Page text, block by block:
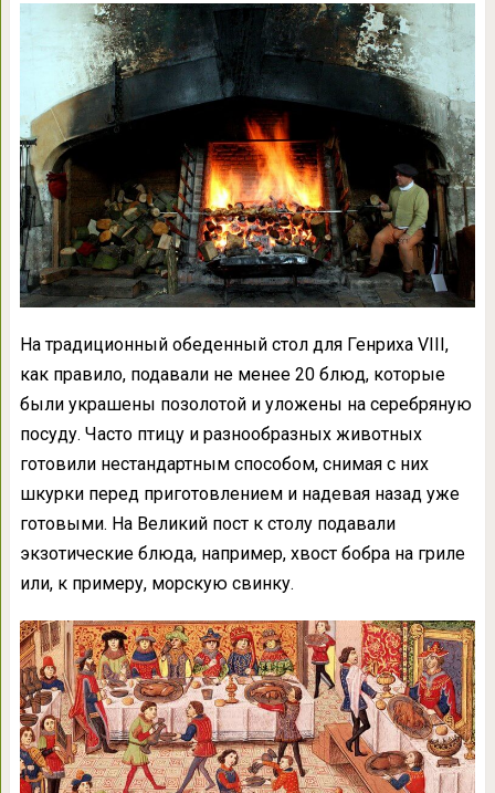
На традиционный обеденный стол для Генриха VIII,
как правило, подавали не менее 20 блюд, которые
были украшены позолотой и уложены на серебряную
посуду. Часто птицу и разнообразных животных
готовили нестандартным способом, снимая с них
шкурки перед приготовлением и надевая назад уже
готовыми. На Великий пост к столу подавали
экзотические блюда, например, хвост бобра на гриле
или, к примеру, морскую свинку.